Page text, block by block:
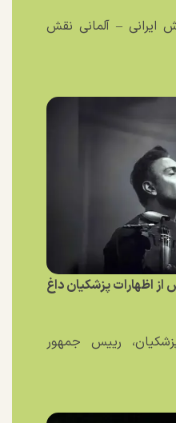
ایرانی – آلمانی نقش
اظهارات پزشکیان داغ
رییس جمهور